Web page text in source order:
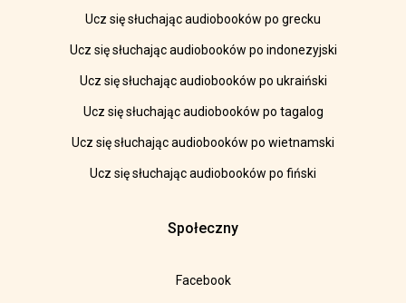
Ucz się słuchając audiobooków po grecku
Ucz się słuchając audiobooków po indonezyjski
Ucz się słuchając audiobooków po ukraiński
Ucz się słuchając audiobooków po tagalog
Ucz się słuchając audiobooków po wietnamski
Ucz się słuchając audiobooków po fiński
Społeczny
Facebook